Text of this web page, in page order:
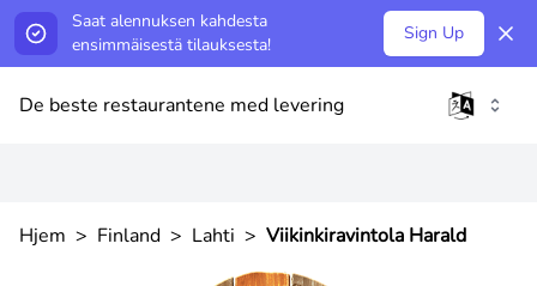
Saat alennuksen kahdesta
ensimmäisestä tilauksesta!
Sign Up
De beste restaurantene med levering
Hjem > Finland > Lahti > Viikinkiravintola Harald